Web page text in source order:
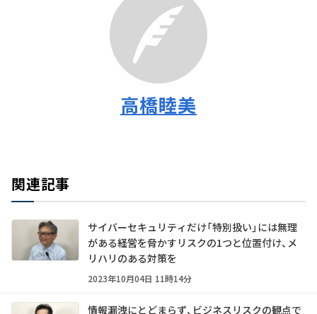
高橋睦美
関連記事
サイバーセキュリティだけ「特別扱い」には無理
がある――経営を脅かすリスクの1つと位置付け、メ
リハリのある対策を
2023年10月04日 11時14分
情報漏洩にとどまらず、ビジネスリスクの観点で